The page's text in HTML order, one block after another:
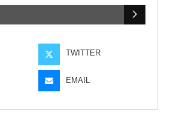
TWITTER
EMAIL